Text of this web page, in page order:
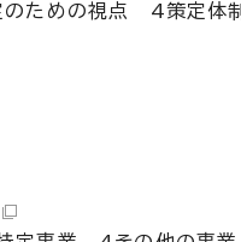
ための視点 4策定体制